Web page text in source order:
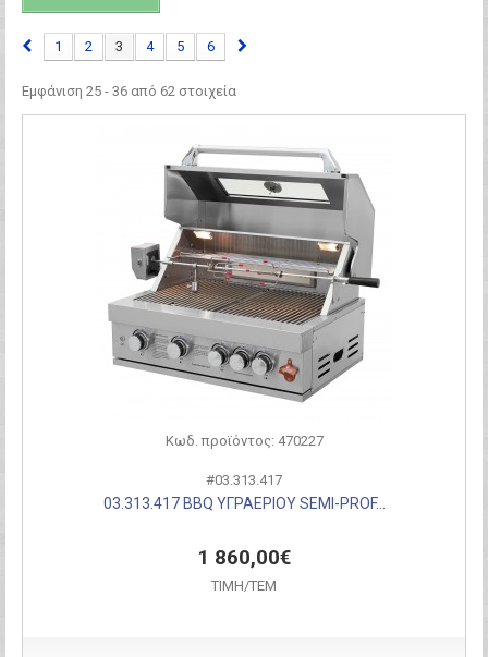
1 2 3 4 5 6
Εμφάνιση 25 - 36 από 62 στοιχεία
Κωδ. προϊόντος: 470227
#03.313.417
03.313.417 BBQ ΥΓΡΑΕΡΙΟΥ SEMI-PROF...
1 860,00€
ΤΙΜH/ΤΕΜ